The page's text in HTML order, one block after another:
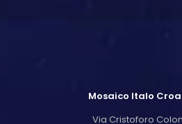
Mosaico Italo
Via Cristoforo